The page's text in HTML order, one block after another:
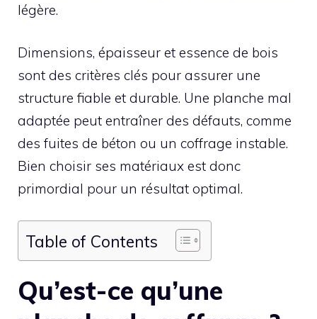
légère.
Dimensions, épaisseur et essence de bois
sont des critères clés pour assurer une
structure fiable et durable. Une planche mal
adaptée peut entraîner des défauts, comme
des fuites de béton ou un coffrage instable.
Bien choisir ses matériaux est donc
primordial pour un résultat optimal.
Table of Contents
Qu’est-ce qu’une